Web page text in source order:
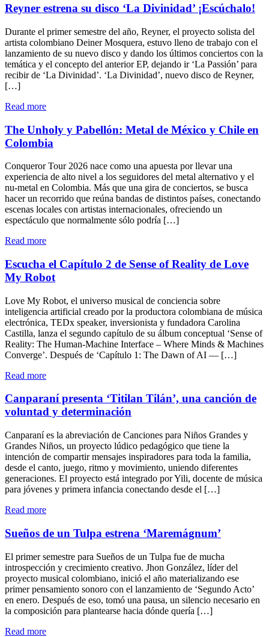
Bogotá"
Requilates
presentan
video
de
su
nuevo
sencillo
Reversa’"
Reyner estrena su disco ‘La Divinidad’ ¡Escúchalo!
Durante el primer semestre del año, Reyner, el proyecto solista del
artista colombiano Deiner Mosquera, estuvo lleno de trabajo con el
lanzamiento de su nuevo disco y dando los últimos conciertos con la
temática y el concepto del anterior EP, dejando ir ‘La Passión’ para
recibir de ‘La Divinidad’. ‘La Divinidad’, nuevo disco de Reyner,
[…]
Read more"Reyner
su
disco
‘La
¡Escúchalo!"
The Unholy y Pabellón: Metal de México y Chile en
Colombia
Conqueror Tour 2026 nace como una apuesta por llevar una
experiencia de alto nivel a los seguidores del metal alternativo y el
nu-metal en Colombia. Más que una gira de conciertos, se busca
hacer un recorrido que reúna bandas de distintos países, conectando
escenas locales con artistas internacionales, ofreciendo un
espectáculo que normalmente sólo podría […]
Read more"The
y
Pabellón:
Metal
México
y
Chile
en
Colombia"
Escucha el Capítulo 2 de Sense of Reality de Love
My Robot
Love My Robot, el universo musical de conciencia sobre
inteligencia artificial creado por la productora colombiana de música
electrónica, TEDx speaker, inversionista y fundadora Carolina
Castilla, lanza el segundo capítulo de su álbum conceptual ‘Sense of
Reality: The Human-Machine Interface – Where Minds & Machines
Converge’. Después de ‘Capítulo 1: The Dawn of AI — […]
Read more"Escucha
Capítulo
2
de
of
Reality
de
Love
My
Robot"
Canparaní presenta ‘Titilan Tilán’, una canción de
voluntad y determinación
Canparaní es la abreviación de Canciones para Niños Grandes y
Grandes Niños, un proyecto lúdico pedagógico que tiene la
intención de compartir mensajes inspiradores para toda la familia,
desde el canto, juego, ritmo y movimiento, uniendo diferentes
generaciones. El proyecto está integrado por Yili, docente de música
para jóvenes y primera infancia conectando desde el […]
Read more"Canparaní
‘Titilan
Tilán’,
canción
de
voluntad
y
determinación"
Sueños de un Tulpa estrena ‘Maremágnum’
El primer semestre para Sueños de un Tulpa fue de mucha
introspección y crecimiento creativo. Jhon González, líder del
proyecto musical colombiano, inició el año materializando ese
primer pensamiento sonoro con el lanzamiento de ‘Segundo Acto’
en enero. Después de eso, tomó una pausa, un silencio necesario en
la composición para plantearse hacia dónde quería […]
Read more"Sueños